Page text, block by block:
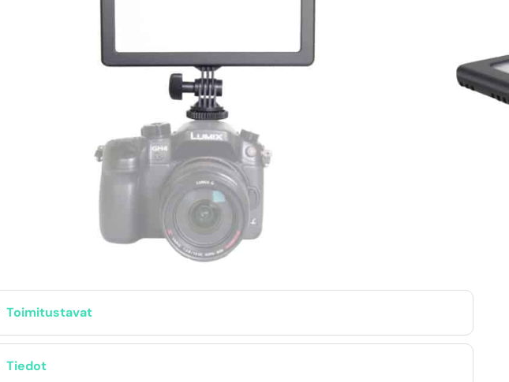
SAATAVUUS
Loppuunmyyty.
Maahantuojan varasto: Tieto ei ole saatavilla.
Toimitustavat
Tiedot